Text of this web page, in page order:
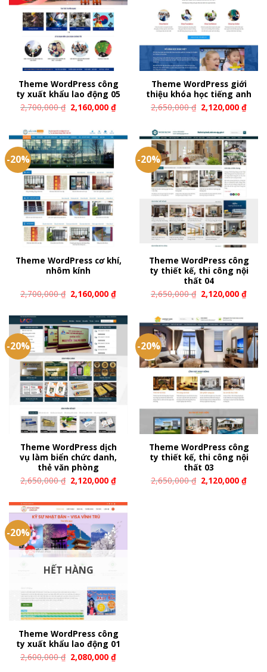
Theme WordPress công
ty xuất khẩu lao động 05
2,700,000₫ 2,160,000₫
Theme WordPress giới
thiệu khóa học tiếng anh
2,650,000₫ 2,120,000₫
-20%
Theme WordPress cơ khí,
nhôm kính
2,700,000₫ 2,160,000₫
-20%
Theme WordPress công
ty thiết kế, thi công nội
thất 04
2,650,000₫ 2,120,000₫
-20%
Theme WordPress dịch
vụ làm biển chức danh,
thẻ văn phòng
2,650,000₫ 2,120,000₫
-20%
Theme WordPress công
ty thiết kế, thi công nội
thất 03
2,650,000₫ 2,120,000₫
-20%
HẾT HÀNG
Theme WordPress công
ty xuất khẩu lao động 01
2,600,000₫ 2,080,000₫